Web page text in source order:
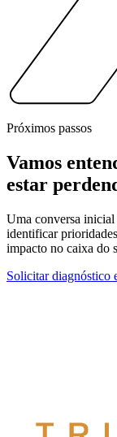
Próximos passos
Vamos
estar
Uma conversa inicial
identificar
impacto no caixa do
Solicitar diagnóstico